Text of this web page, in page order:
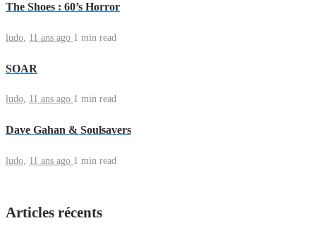
The Shoes : 60’s Horror
ludo 11 ans ago 1 min read
SOAR
ludo, 11 ans ago 1 min read
Dave Gahan & Soulsavers
ludo 11 ans ago 1 min read
Articles récents